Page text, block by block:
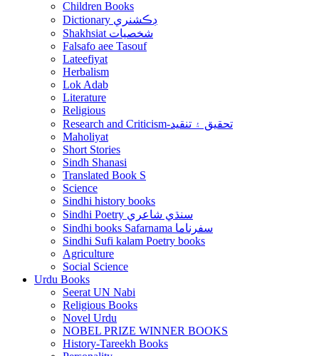
Children Books
Dictionary ڊڪشنري
Shakhsiat شخصيات
Falsafo aee Tasouf
Lateefiyat
Herbalism
Lok Adab
Literature
Religious
Research and Criticism-تحقيق ۽ تنقيد
Maholiyat
Short Stories
Sindh Shanasi
Translated Book S
Science
Sindhi history books
Sindhi Poetry سنڌي شاعري
Sindhi books Safarnama سفرناما
Sindhi Sufi kalam Poetry books
Agriculture
Social Science
Urdu Books
Seerat UN Nabi
Religious Books
Novel Urdu
NOBEL PRIZE WINNER BOOKS
History-Tareekh Books